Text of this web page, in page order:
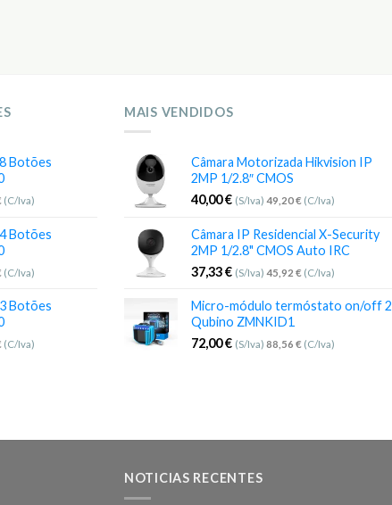
Botões
(C/Iva)
Botões
(C/Iva)
Botões
(C/Iva)
MAIS VENDIDOS
Câmara Motorizada Hikvision IP
2MP 1/2.8″ CMOS
40,00€ (S/Iva) 49,20€ (C/Iva)
Câmara IP Residencial X-Security
2MP 1/2.8" CMOS Auto IRC
37,33€ (S/Iva) 45,92 € (C/Iva)
Micro-módulo termóstato on/off 2
Qubino ZMNKID1
72,00€ (S/Iva) 88,56 € (C/Iva)
NOTICIAS RECENTES